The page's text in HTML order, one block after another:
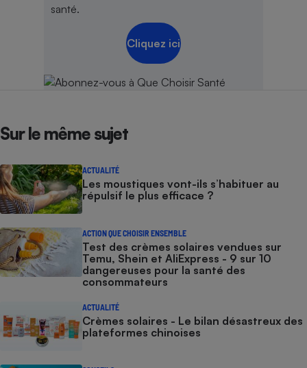
santé.
Cliquez ici
Sur le même sujet
ACTUALITÉ
Les moustiques vont-ils s’habituer au
répulsif le plus efficace ?
ACTION QUE CHOISIR ENSEMBLE
Test des crèmes solaires vendues sur
Temu, Shein et AliExpress - 9 sur 10
dangereuses pour la santé des
consommateurs
ACTUALITÉ
Crèmes solaires - Le bilan désastreux des
plateformes chinoises